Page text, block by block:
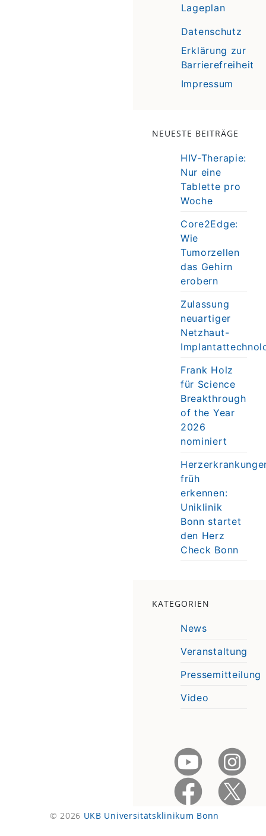
Lageplan
Datenschutz
Erklärung zur
Barrierefreiheit
Impressum
NEUESTE BEITRÄGE
HIV-Therapie:
Nur eine
Tablette pro
Woche
Core2Edge:
Wie
Tumorzellen
das Gehirn
erobern
Zulassung
neuartiger
Netzhaut-
Frank Holz
für Science
Breakthrough
of the Year
2026
nominiert
früh
erkennen:
Uniklinik
Bonn startet
den Herz
Check Bonn
KATEGORIEN
News
Veranstaltung
Pressemitteilung
Video
© 2026 UKB Universitätsklinikum Bonn